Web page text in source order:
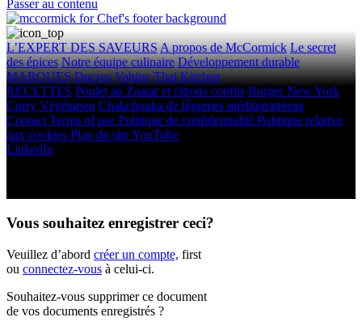
Passer au contenu
L’EXPERT DES SAVEURSA propos de McCormick Le secret
des épices Notre équipe culinaire Développement durable
MARQUES Ducros Vahine Thai Kitchen
RECETTES Poulet au Zaatar et citrons confits Burger New York
Curry Végétarien Chakchouka de légumes méditerranéens
Contact Terms of use Politique de confidentialité Politique relative
aux cookies Plan du siteYouTube
LinkedIn
Vous souhaitez enregistrer ceci?
Veuillez d’abord créer un compte, first
ou connectez-vous à celui-ci.
Souhaitez-vous supprimer ce document
de vos documents enregistrés ?